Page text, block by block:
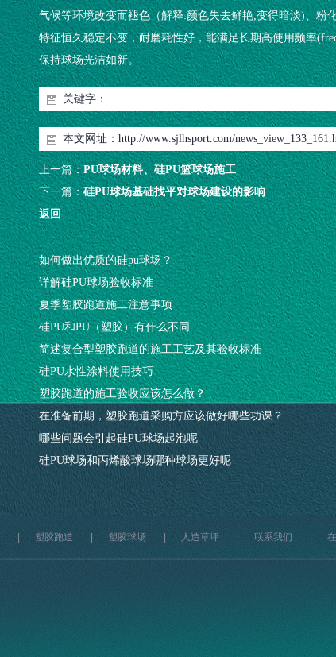
气候等环境改变而褪色（解释:颜色失去鲜艳;变得暗淡)、粉
特征恒久稳定不变，耐磨耗性好，能满足长期高使用频率
保持球场光洁如新。
关键字：
本文网址： http://www.sjlhsport.com/
上一篇： PU球场材料、硅PU篮球场施工
下一篇：硅PU球场基础找平对球场建设的影响
返回
如何做出优质的硅pu球场？
详解硅PU球场验收标准
夏季塑胶跑道施工注意事项
硅PU和PU（塑胶）有什么不同
简述复合型塑胶跑道的施工工艺及其验收标准
硅PU水性涂料使用技巧
塑胶跑道的施工验收应该怎么做？
在准备前期，塑胶跑道采购方应该做好哪些功课？
哪些问题会引起硅PU球场起泡呢
硅PU球场和丙烯酸球场哪种球场更好呢
| 塑胶跑道 | 塑胶球场 | 人造草坪 联系我们